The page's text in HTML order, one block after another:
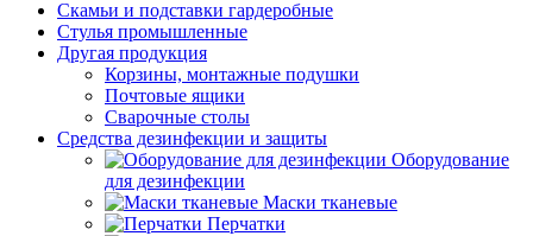
Скамьи и подставки гардеробные
Стулья промышленные
Другая продукция
Корзины, монтажные подушки
Почтовые ящики
Сварочные столы
Средства дезинфекции и защиты
Оборудование
для дезинфекции
Маски тканевые
Перчатки